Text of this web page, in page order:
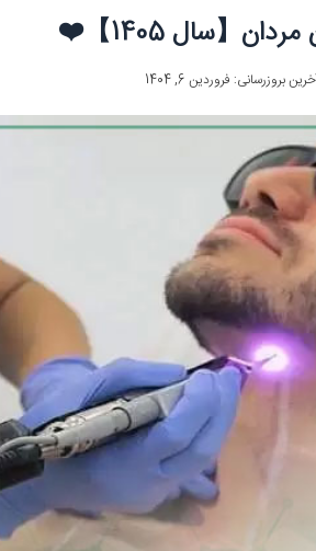
【سال 1405】❤️
بروزرسانی: فروردین 6, 1404